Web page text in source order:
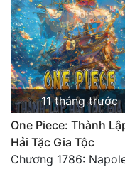
11 tháng trước
One Piece: Thành
Hải Tặc Gia Tộc